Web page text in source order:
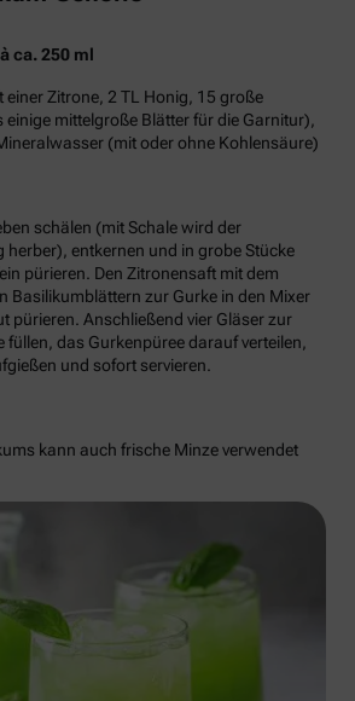
ca. 250 ml
einer Zitrone, 2 TL Honig, 15 große
mittelgroße Blätter für die Garnitur),
(mit oder ohne Kohlensäure)
schälen (mit Schale wird der
herber), entkernen und in grobe Stücke
pürieren. Den Zitronensaft mit dem
Basilikumblättern zur Gurke in den Mixer
pürieren. Anschließend vier Gläser zur
füllen, das Gurkenpüree darauf verteilen,
und sofort servieren.
kann auch frische Minze verwendet